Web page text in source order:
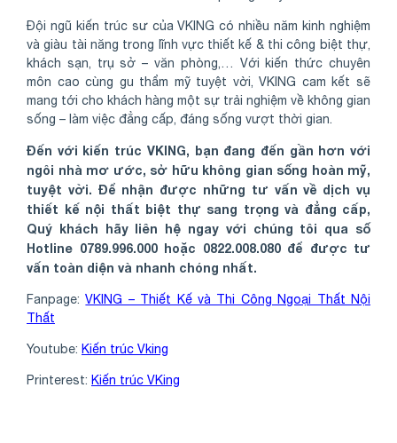
Đội ngũ kiến trúc sư của VKING có nhiều năm kinh nghiệm
và giàu tài năng trong lĩnh vực thiết kế & thi công biệt thự,
khách sạn, trụ sở – văn phòng,… Với kiến thức chuyên
môn cao cùng gu thẩm mỹ tuyệt vời, VKING cam kết sẽ
mang tới cho khách hàng một sự trải nghiệm về không gian
sống – làm việc đẳng cấp, đáng sống vượt thời gian.
Đến với kiến trúc VKING, bạn đang đến gần hơn với
ngôi nhà mơ ước, sở hữu không gian sống hoàn mỹ,
tuyệt vời. Để nhận được những tư vấn về dịch vụ
thiết kế nội thất biệt thự sang trọng và đẳng cấp,
Quý khách hãy liên hệ ngay với chúng tôi qua số
Hotline 0789.996.000 hoặc 0822.008.080 để được tư
vấn toàn diện và nhanh chóng nhất.
Fanpage:VKING – Thiết Kế và Thi Công Ngoại Thất Nội
Thất
Youtube: Kiến trúc Vking
Printerest: Kiến trúc VKing